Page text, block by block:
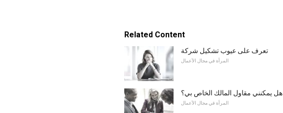
Related Content
تعرف على عيوب تشكيل شركة
المرأة في مجال الأعمال
هل يمكنني مقاول المالك الخاص بي؟
المرأة في مجال الأعمال